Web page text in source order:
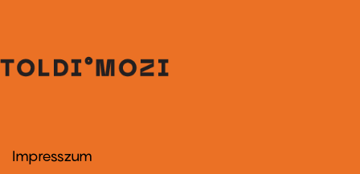
Footer
Impresszum